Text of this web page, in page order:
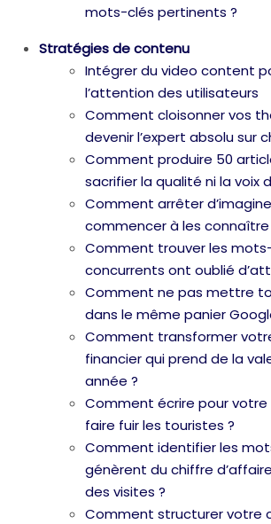
mots-clés pertinents ?
Stratégies de contenu
Intégrer du video content
l’attention des utilisateurs
Comment cloisonner vos
devenir l’expert absolu sur
Comment produire 50
sacrifier la qualité ni la voix
Comment arrêter
commencer à les
Comment trouver les
concurrents ont oublié
Comment ne pas mettre
dans le même panier
Comment transformer
financier qui prend de la
année ?
Comment écrire pour
faire fuir les touristes ?
Comment identifier les
génèrent du chiffre
des visites ?
Comment structurer votre